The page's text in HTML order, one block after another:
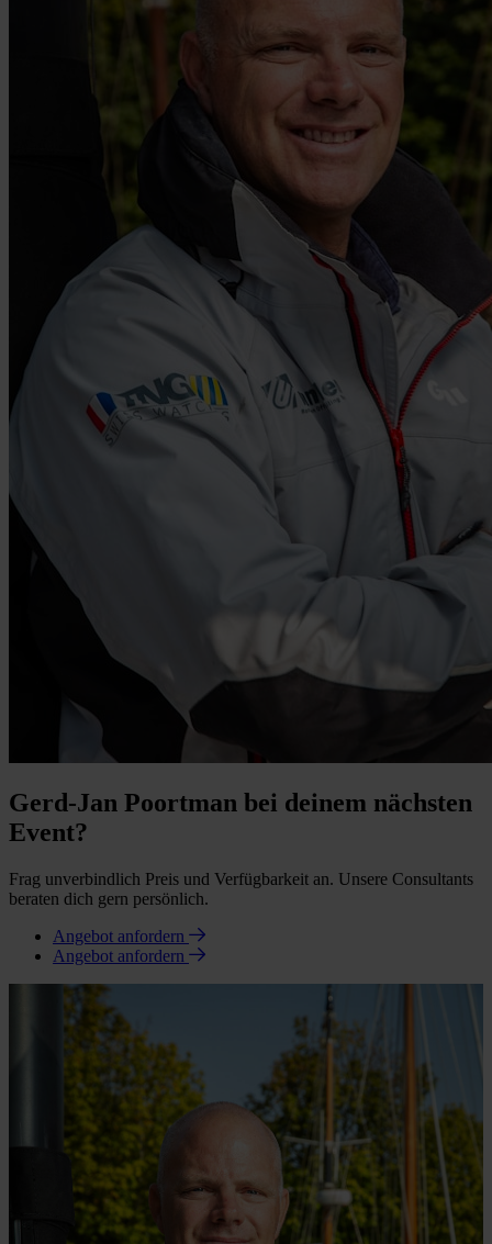
Gerd-Jan Poortman bei deinem nächsten
Event?
Frag unverbindlich Preis und Verfügbarkeit an. Unsere Consultants
beraten dich gern persönlich.
Angebot anfordern
Angebot anfordern